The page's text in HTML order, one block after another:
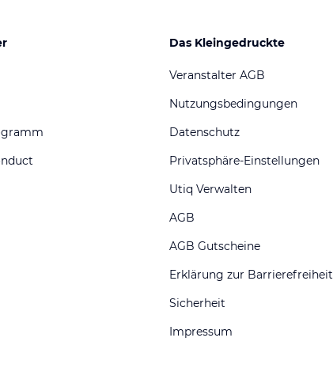
Das Kleingedruckte
Veranstalter AGB
Nutzungsbedingungen
Datenschutz
Privatsphäre-Einstellungen
Utiq Verwalten
AGB
AGB Gutscheine
Erklärung zur Barrierefreiheit
Sicherheit
Impressum